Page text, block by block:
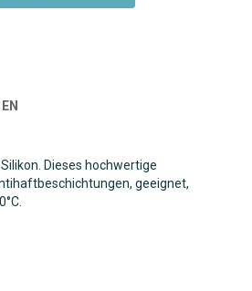
Dieses hochwertige
geeignet,